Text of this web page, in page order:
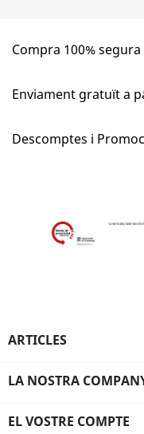
Compra 100% segura
Enviament gratuït a
Descomptes i
ARTICLES
LA NOSTRA
EL VOSTRE COMPTE